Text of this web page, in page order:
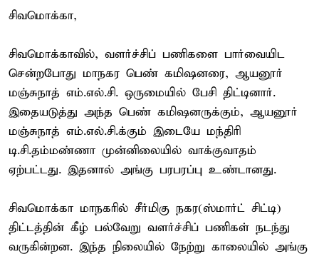
சிவமொக்கா,
சிவமொக்காவில், வளர்ச்சிப் பணிகளை பார்வையிட
சென்றபோது மாநகர பெண் கமிஷனரை, ஆயனூர்
மஞ்சுநாத் எம்.எல்.சி. ஒருமையில் பேசி திட்டினார்.
இதையடுத்து அந்த பெண் கமிஷனருக்கும், ஆயனூர்
மஞ்சுநாத் எம்.எல்.சி.க்கும் இடையே மந்திரி
டி.சி.தம்மண்ணா முன்னிலையில் வாக்குவாதம்
ஏற்பட்டது. இதனால் அங்கு பரபரப்பு உண்டானது.
சிவமொக்கா மாநகரில் சீர்மிகு நகர(ஸ்மார்ட் சிட்டி)
திட்டத்தின் கீழ் பல்வேறு வளர்ச்சிப் பணிகள் நடந்து
வருகின்றன. இந்த நிலையில் நேற்று காலையில் அங்கு